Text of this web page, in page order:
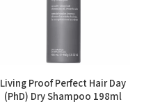
Living Proof Perfect Hair Day
(PhD) Dry Shampoo 198ml